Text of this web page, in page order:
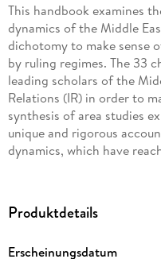
This handbook examines
dynamics of the Middle
dichotomy to make sense
by ruling regimes. The 33
leading scholars of the
Relations (IR) in order to
synthesis of area studies
unique and rigorous
dynamics, which have
than a century. Although
understand events. The
Produktdetails
Erscheinungsdatum